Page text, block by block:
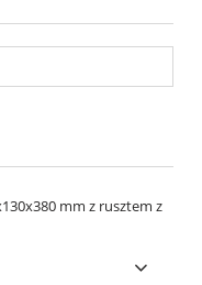
mm z rusztem z